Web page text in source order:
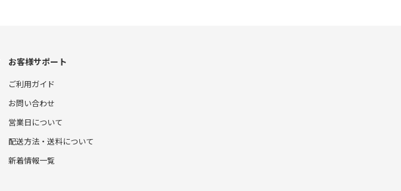
お客様サポート
ご利用ガイド
お問い合わせ
営業日について
配送方法・送料について
新着情報一覧